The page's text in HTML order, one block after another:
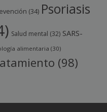
(34) Psoriasis
Salud mental (32) SARS-
alimentaria (30)
(98)